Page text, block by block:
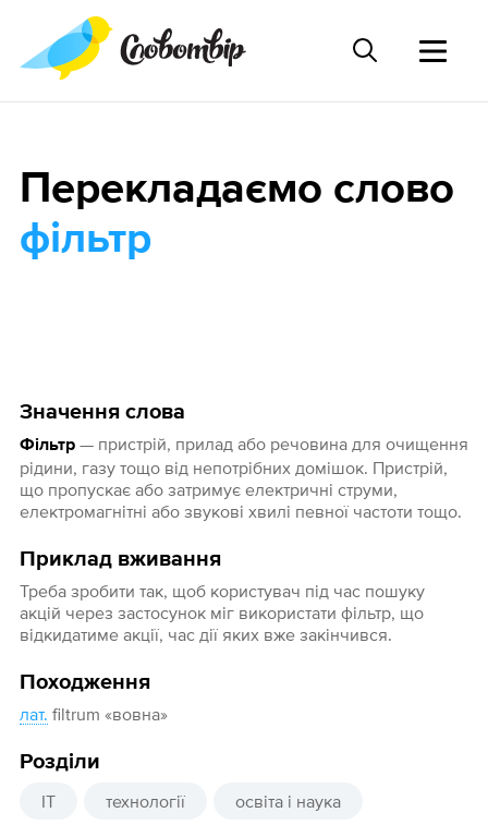
Значення слова
Фільтр— пристрій, прилад або речовина для очищення
рідини, газу тощо від непотрібних домішок. Пристрій,
що пропускає або затримує електричні струми,
електромагнітні або звукові хвилі певної частоти тощо.
Приклад вживання
Треба зробити так, щоб користувач під час пошуку
акцій через застосунок міг використати фільтр, що
відкидатиме акції, час дії яких вже закінчився.
Походження
лат. filtrum «вовна»
Розділи
IT технології освіта і наука
Перекладаємо слово
фільтр